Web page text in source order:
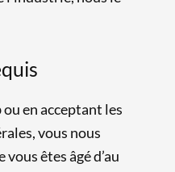
en acceptant les
vous nous
êtes âgé d’au